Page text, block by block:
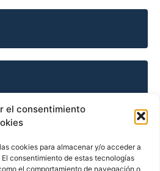
el consentimiento
cookies para almacenar y/o acceder a
consentimiento de estas tecnologías
el comportamiento de navegación o